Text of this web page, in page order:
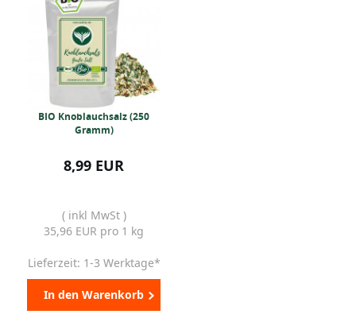
BIO Knoblauchsalz (250
Gramm)
8,99 EUR
( inkl MwSt )
35,96 EUR pro 1 kg
Lieferzeit: 1-3 Werktage*
In den Warenkorb